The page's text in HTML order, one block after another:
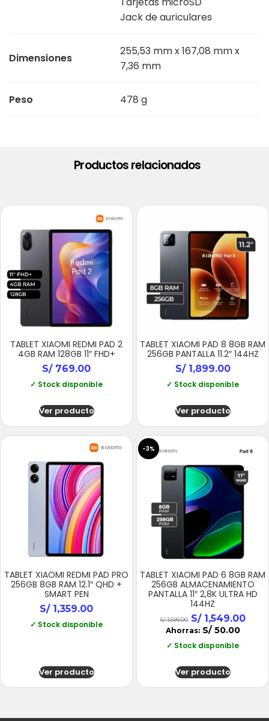
Jack de auriculares
Dimensiones
255,53 mm x 167,08 mm x
7,36 mm
Peso 478 g
Productos relacionados
TABLET XIAOMI REDMI PAD 2
4GB RAM 128GB 11″ FHD+
S/769.00
✓ Stock disponible
Ver producto
TABLET XIAOMI PAD 8 8GB RAM
256GB PANTALLA 11.2″ 144HZ
S/1,899.00
✓ Stock disponible
Ver producto
TABLET XIAOMI REDMI PAD PRO
256GB 8GB RAM 12.1″ QHD +
SMART PEN
S/1,359.00
✓ Stock disponible
Ver producto
-3%
TABLET XIAOMI PAD 6 8GB RAM
256GB ALMACENAMIENTO
PANTALLA 11″ 2,8K ULTRA HD
144HZ
S/1,599.00 S/1,549.00
Ahorras: S/50.00
✓ Stock disponible
Ver producto